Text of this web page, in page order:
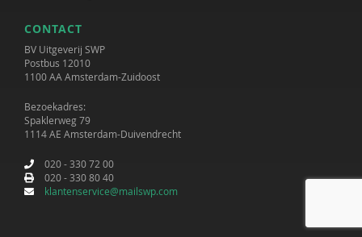
CONTACT
BV Uitgeverij SWP
Postbus 12010
1100 AA Amsterdam-Zuidoost
Bezoekadres:
Spaklerweg 79
1114 AE Amsterdam-Duivendrecht
020 - 330 72 00
020 - 330 80 40
klantenservice@mailswp.com